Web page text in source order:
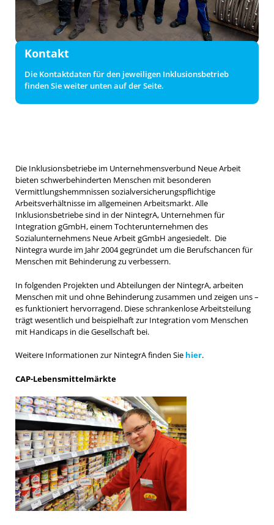
Die Inklusionsbetriebe im Unternehmensverbund Neue Arbeit
bieten schwerbehinderten Menschen mit besonderen
Vermittlungshemmnissen sozialversicherungspflichtige
Arbeitsverhältnisse im allgemeinen Arbeitsmarkt. Alle
Inklusionsbetriebe sind in der NintegrA, Unternehmen für
Integration gGmbH, einem Tochterunternehmen des
Sozialunternehmens Neue Arbeit gGmbH angesiedelt. Die
Nintegra wurde im Jahr 2004 gegründet um die Berufschancen für
Menschen mit Behinderung zu verbessern.
In folgenden Projekten und Abteilungen der NintegrA, arbeiten
Menschen mit und ohne Behinderung zusammen und zeigen uns –
es funktioniert hervorragend. Diese schrankenlose Arbeitsteilung
trägt wesentlich und beispielhaft zur Integration vom Menschen
mit Handicaps in die Gesellschaft bei.
Weitere Informationen zur NintegrA finden Sie hier.
CAP-Lebensmittelmärkte
Kontakt
Die Kontaktdaten für den jeweiligen Inklusionsbetrieb
finden Sie weiter unten auf der Seite.